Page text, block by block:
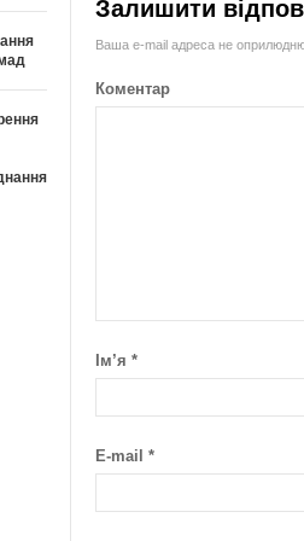
Залишити
Ваша e-mail адреса не
Коментар
Ім’я*
E-mail*